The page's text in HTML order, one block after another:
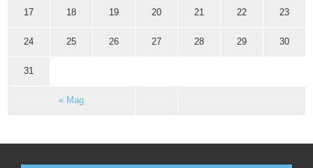
« Mag
17 18 19 20 21 22 23
24 25 26 27 28 29 30
31